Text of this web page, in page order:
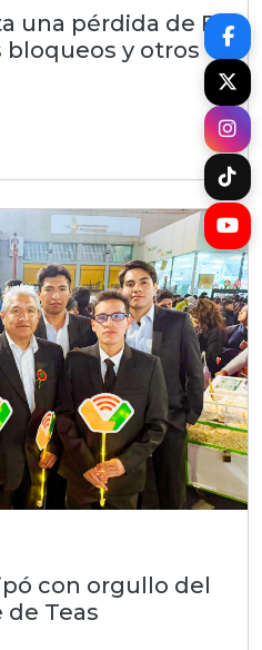
una pérdida de Bs
bloqueos y otros
con orgullo del
Teas